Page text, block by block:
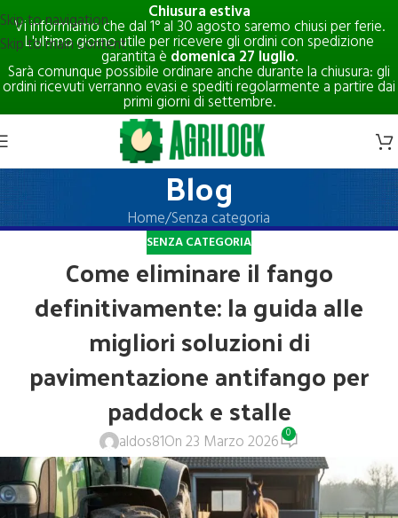
Chiusura estiva
Vi informiamo che dal 1° al 30 agosto saremo chiusi per ferie.
L'ultimo giorno utile per ricevere gli ordini con spedizione
garantita è domenica 27 luglio.
Sarà comunque possibile ordinare anche durante la chiusura: gli
ordini ricevuti verranno evasi e spediti regolarmente a partire dai
primi giorni di settembre.
Skip to navigation
Skip to main content
Blog
Home Senza categoria
SENZA CATEGORIA
Come eliminare il fango
definitivamente: la guida alle
migliori soluzioni di
pavimentazione antifango per
paddock e stalle
aldos81On 23 Marzo 2026 0